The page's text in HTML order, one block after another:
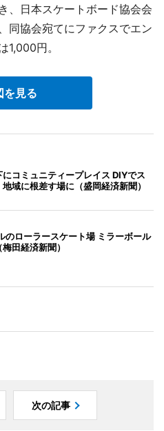
、日本スケートボード協会会
同協会宛てにファクスでエン
1,000円。
を見る
コミュニティープレイス DIYでス
域に根差す場に（盛岡経済新聞）
のローラースケート場 ミラーボール
田経済新聞）
次の記事